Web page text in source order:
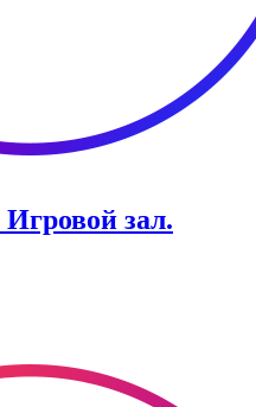
зал.